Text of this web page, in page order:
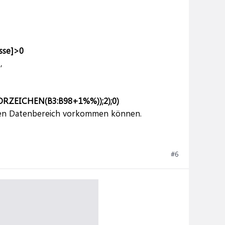
Datenbereich vorkommen können.
#6